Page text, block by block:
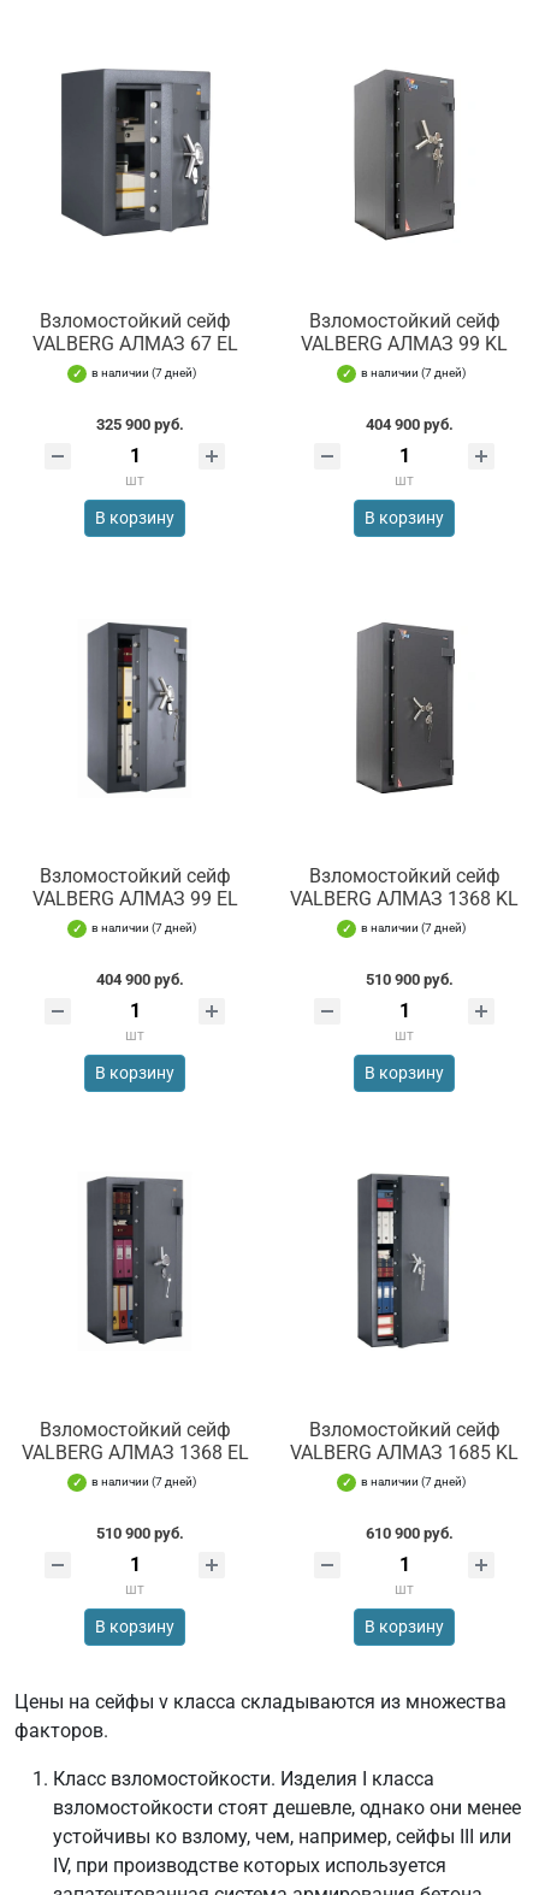
Взломостойкий сейф
VALBERG АЛМАЗ 67 EL
в наличии (7 дней)
325 900 руб.
шт
В корзину
Взломостойкий сейф
VALBERG АЛМАЗ 99 KL
в наличии (7 дней)
404 900 руб.
шт
В корзину
Взломостойкий сейф
VALBERG АЛМАЗ 99 EL
в наличии (7 дней)
404 900 руб.
шт
В корзину
Взломостойкий сейф
VALBERG АЛМАЗ 1368 KL
в наличии (7 дней)
510 900 руб.
шт
В корзину
Взломостойкий сейф
VALBERG АЛМАЗ 1368 EL
в наличии (7 дней)
510 900 руб.
шт
В корзину
Взломостойкий сейф
VALBERG АЛМАЗ 1685 KL
в наличии (7 дней)
610 900 руб.
шт
В корзину
Цены на сейфы v класса складываются из множества
факторов.
Класс взломостойкости. Изделия I класса
взломостойкости стоят дешевле, однако они менее
устойчивы ко взлому, чем, например, сейфы III или
IV, при производстве которых используется